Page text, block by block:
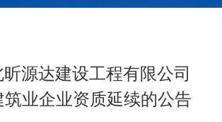
源达建设工程有限公司
筑业企业资质延续的公告